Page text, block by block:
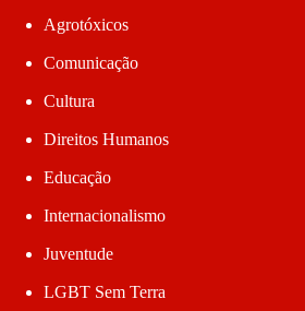
Agrotóxicos
Comunicação
Cultura
Direitos Humanos
Educação
Internacionalismo
Juventude
LGBT Sem Terra